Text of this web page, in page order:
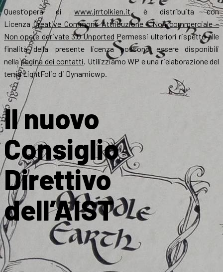
Quest’opera diwww.jrrtolkien.itè distribuita con
Licenza Creative Commons Attribuzione – Non commerciale –
Non opere derivate 3.0 Unported Permessi ulteriori rispetto alle
finalità della presente licenza possono essere disponibili
nellapagina dei contatti. Utilizziamo WP e una rielaborazione del
tema LightFolio di Dynamicwp.
Il nuovo
Consiglio
Direttivo
dell’AIST